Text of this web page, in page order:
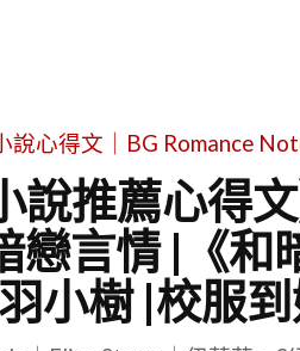
說心得文｜BG Romance
說推薦心得
戀言情 |《和
小樹 |校服